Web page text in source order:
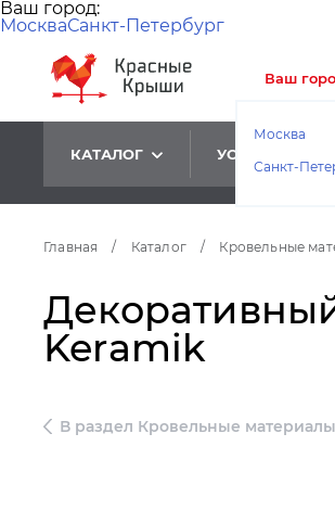
Ваш город:
МоскваСанкт-Петербург
Ваш
Москва
Санкт-
КАТАЛОГ УСЛУГИ
Главная / Каталог / Кровельные
Keramik
В раздел Кровельные материалы